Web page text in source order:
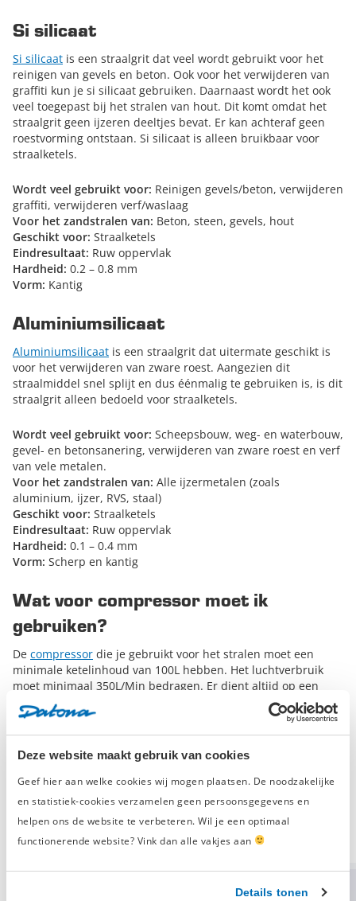
Deze website maakt gebruik van cookies
Geef hier aan welke cookies wij mogen plaatsen. De noodzakelijke
en statistiek-cookies verzamelen geen persoonsgegevens en
helpen ons de website te verbeteren. Wil je een optimaal
functionerende website? Vink dan alle vakjes aan
Details tonen
Si silicaat
Si silicaat is een straalgrit dat veel wordt gebruikt voor het
reinigen van gevels en beton. Ook voor het verwijderen van
graffiti kun je si silicaat gebruiken. Daarnaast wordt het ook
veel toegepast bij het stralen van hout. Dit komt omdat het
straalgrit geen ijzeren deeltjes bevat. Er kan achteraf geen
roestvorming ontstaan. Si silicaat is alleen bruikbaar voor
straalketels.
Wordt veel gebruikt voor: Reinigen gevels/beton, verwijderen
graffiti, verwijderen verf/waslaag
Voor het zandstralen van: Beton, steen, gevels, hout
Geschikt voor: Straalketels
Eindresultaat: Ruw oppervlak
Hardheid: 0.2 – 0.8 mm
Vorm: Kantig
Aluminiumsilicaat
Aluminiumsilicaat is een straalgrit dat uitermate geschikt is
voor het verwijderen van zware roest. Aangezien dit
straalmiddel snel splijt en dus éénmalig te gebruiken is, is dit
straalgrit alleen bedoeld voor straalketels.
Wordt veel gebruikt voor: Scheepsbouw, weg- en waterbouw,
gevel- en betonsanering, verwijderen van zware roest en verf
van vele metalen.
Voor het zandstralen van: Alle ijzermetalen (zoals
aluminium, ijzer, RVS, staal)
Geschikt voor: Straalketels
Eindresultaat: Ruw oppervlak
Hardheid: 0.1 – 0.4 mm
Vorm: Scherp en kantig
Wat voor compressor moet ik
gebruiken?
De compressor die je gebruikt voor het stralen moet een
minimale ketelinhoud van 100L hebben. Het luchtverbruik
moet minimaal 350L/Min bedragen. Er dient altijd op een
werkdruk van maximaal 3-6 bar gestraald te worden. Dit
wordt ingesteld op de compressor. Ook mag de slang tussen
de compressor en de straalketel niet langer zijn dan 3 meter.
raadplegen.
Uiteraard kun je voor meer informatie onze specialisten
raadplegen.